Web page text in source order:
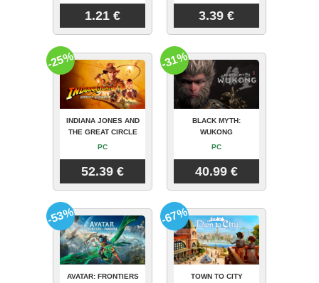
1.21 € 3.39 €
INDIANA JONES AND
THE GREAT CIRCLE
PC
52.39 €
-25%
BLACK MYTH:
WUKONG
PC
40.99 €
-31%
AVATAR: FRONTIERS
-53%
TOWN TO CITY
-67%